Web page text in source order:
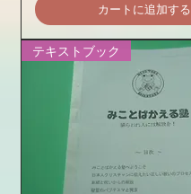
カートに追加する
テキストブック